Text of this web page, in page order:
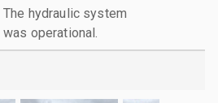
The hydraulic system
was operational.